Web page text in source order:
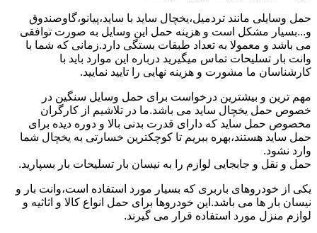
حمل وسایلی مانند تردمیل،یخچال ساید با ساید،پیانو،گاوصندوق
و...بسیار مشکل است و هزینه حمل این وسایل به صورت توافقی
می باشد و معمولا به تعداد طبقات بستگی دارد.زمانی که شما با
وانت بار تسلیحات تماس میگیرید درباره این موارد باید با
کارشناسان ما مشورت و هزینه نهایی را تایید نمایید.
مهم ترین و بیشترین درخواست برای حمل وسایل سنگین در
خصوص حمل یخچال ساید می باشد.ما در تلاشیم از کارگران
مخصوص حمل ساید که دارای قدرت بدنی بالا و دوره دیده برای
حمل ساید هستند،بهره ببریم تا کوچکترین خسارتی به یخچال شما
وارد نشود.
حمل و نقل و جابجایی لوازم را به نیسان بار تسلیحات بار بسپارید.
یکی از خودروهای باربری که بسیار مورد استفاده است،وانت بار و
نیسان بار ها می باشد.این خودروها برای حمل انواع کالا و اثاثیه و
لوازم منزل مورد استفاده قرار می گیرند.